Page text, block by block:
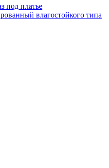
под платье
влагостойкого типа